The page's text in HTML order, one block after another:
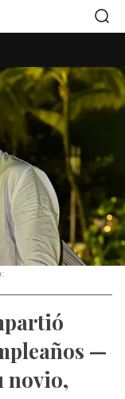
—
novio,